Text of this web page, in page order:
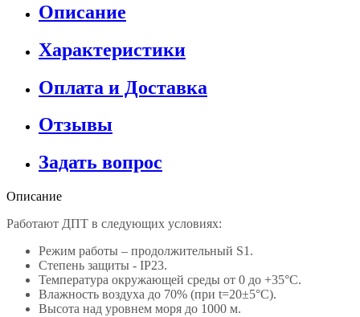
Описание
Характеристики
Оплата и Доставка
Отзывы
Задать вопрос
Описание
Работают ДПТ в следующих условиях:
Режим работы – продолжительный S1.
Степень защиты - IP23.
Температура окружающей среды от 0 до +35°С.
Влажность воздуха до 70% (при t=20±5°С).
Высота над уровнем моря до 1000 м.